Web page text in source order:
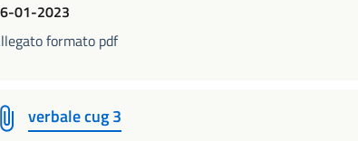
01-2023
formato pdf
verbale cug 3